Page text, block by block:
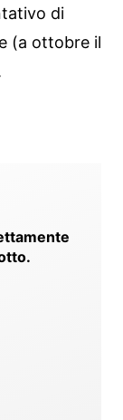
di
(a ottobre il